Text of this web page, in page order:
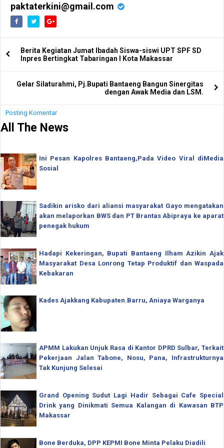
paktaterkini@gmail.com
Berita Kegiatan Jumat Ibadah Siswa-siswi UPT SPF SD
Inpres Bertingkat Tabaringan I Kota Makassar
Gelar Silaturahmi, Pj.Bupati Bantaeng Bangun Sinergitas
dengan Awak Media dan LSM.
Posting Komentar
All The News
Ini Pesan Kapolres Bantaeng,Pada Video Viral diMedia
Sosial
Sadikin arisko dari aliansi masyarakat Gayo mengatakan
akan melaporkan BWS dan PT Brantas Abipraya ke aparat
penegak hukum
Hadapi Kekeringan, Bupati Bantaeng Ilham Azikin Ajak
Masyarakat Desa Lonrong Tetap Produktif dan Waspada
Kebakaran
Kades Ajakkang Kabupaten.Barru, Aniaya Warganya
APMM Lakukan Unjuk Rasa di Kantor DPRD Sulbar, Terkait
Pekerjaan Jalan Tabone, Nosu, Pana, Infrastrukturnya
Tak Kunjung Selesai
Grand Opening Sudut Lagi Hadir Sebagai Cafe Special
Drink yang Dinikmati Semua Kalangan di Kawasan BTP
Makassar
Bone Berduka, DPP KEPMI Bone Minta Pelaku Diadili